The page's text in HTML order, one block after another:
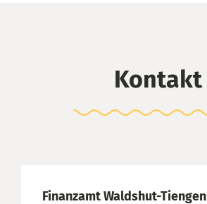
Kontakt
Finanzamt Waldshut-Tiengen